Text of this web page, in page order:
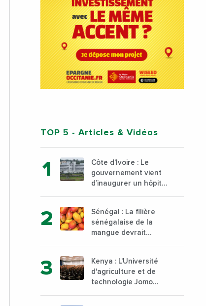
TOP 5 - Articles & Vidéos
Côte d’Ivoire : Le
gouvernement vient
d’inaugurer un hôpital
au sud du pays
Sénégal : La filière
sénégalaise de la
mangue devrait
000 tonnes produites
Kenya : L’Université
d'agriculture et de
technologie Jomo